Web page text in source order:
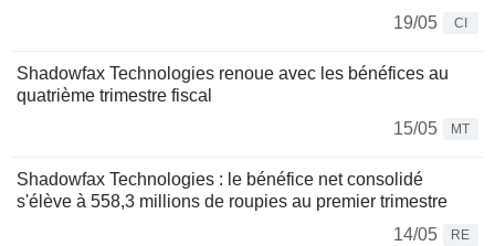
19/05
CI
Shadowfax Technologies renoue avec les bénéfices au
quatrième trimestre fiscal
15/05
MT
Shadowfax Technologies : le bénéfice net consolidé
s'élève à 558,3 millions de roupies au premier trimestre
14/05
RE